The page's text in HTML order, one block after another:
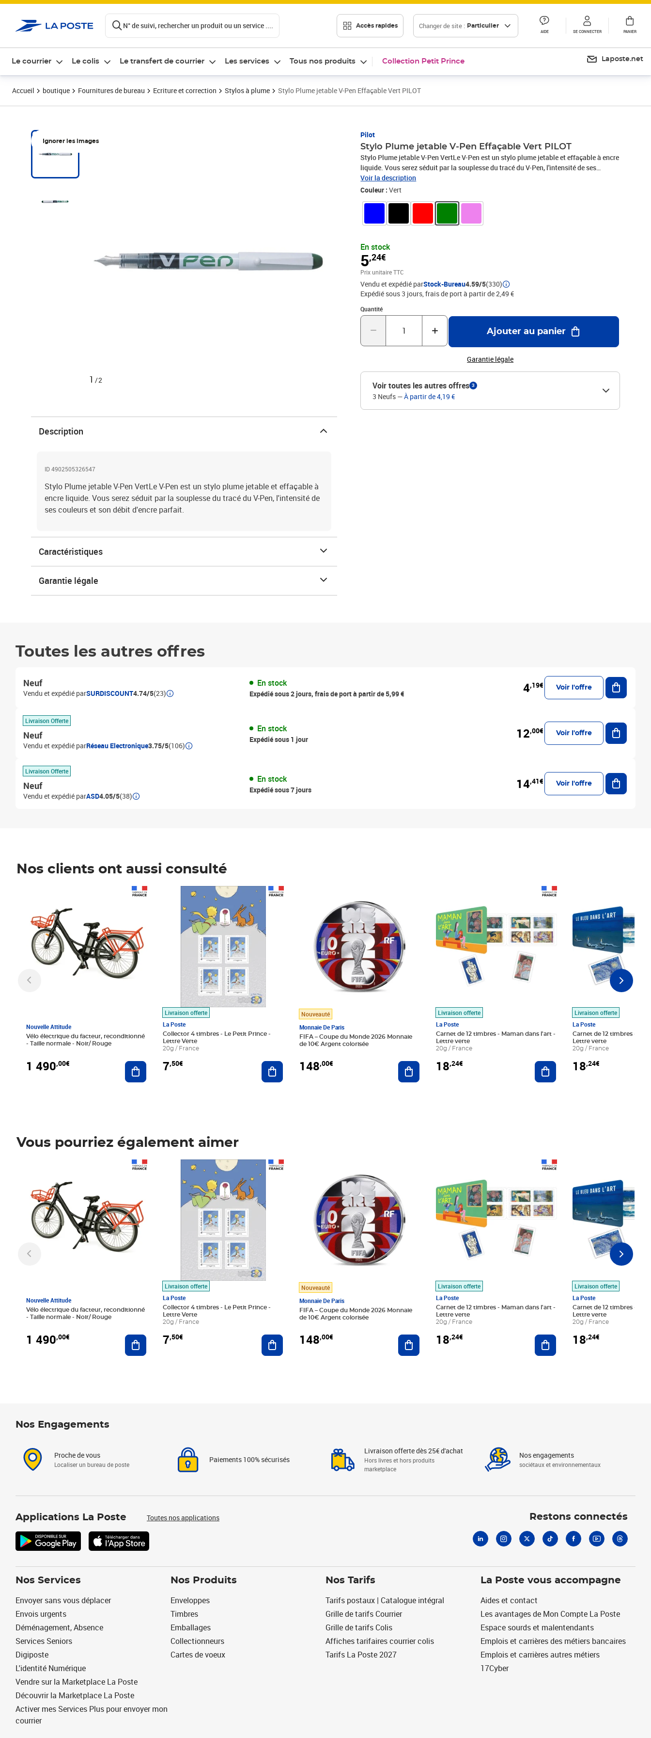
N° de suivi, rechercher un produit ou un service .... Accès rapides Changer de site : Particulier
AIDE SE CONNECTER PANIER
Le courrier Le colis Le transfert de courrier Les services Tous nos produits Collection Petit Prince Laposte.net
Accueil boutique Fournitures de bureau Ecriture et correction Stylos à plume Stylo Plume jetable V-Pen Effaçable Vert PILOT
Ignorer les images
1 /2
Pilot
Stylo Plume jetable V-Pen Effaçable Vert PILOT
Stylo Plume jetable V-Pen VertLe V-Pen est un stylo plume jetable et effaçable à encre
liquide. Vous serez séduit par la souplesse du tracé du V-Pen, l'intensité de ses
couleurs et son débit d'encre parfait.
Voir la description
Couleur :Vert
En stock
5,24€
Prix 5,24€
Prix unitaire TTC
Vendu et expédié parStock-Bureau4.59/5(330)
Expédié sous 3 jours, frais de port à partir de 2,49 €
Quantité
Quantité : 1
Ajouter au panier
Garantie légale
Voir toutes les autres offres 3
3 Neufs —À partir de 4,19 €
Description
ID 4902505326547
Stylo Plume jetable V-Pen VertLe V-Pen est un stylo plume jetable et effaçable à
encre liquide. Vous serez séduit par la souplesse du tracé du V-Pen, l'intensité de
ses couleurs et son débit d'encre parfait.
Caractéristiques
Garantie légale
Toutes les autres offres
Neuf
Vendu et expédié parSURDISCOUNT4.74/5(23)
En stock
Expédié sous 2 jours, frais de port à partir de 5,99 € 4,19€ Voir l'offre
Ajouter
Livraison Offerte
Neuf
Vendu et expédié parRéseau Electronique3.75/5(106)
En stock
Expédié sous 1 jour 12,00€ Voir l'offre
Ajouter
Livraison Offerte
Neuf
Vendu et expédié parASD4.05/5(38)
En stock
Expédié sous 7 jours 14,41€ Voir l'offre
Ajouter
Nos clients ont aussi consulté
Nouvelle Attitude
Vélo électrique du facteur, reconditionné
- Taille normale - Noir/ Rouge
1 490,00€ Ajouter au panier
Livraison offerte
La Poste
Collector 4 timbres - Le Petit Prince -
Lettre Verte
20g / France
7,50€
Prix 7,50€
Ajouter au panier
Nouveauté
Monnaie De Paris
FIFA – Coupe du Monde 2026 Monnaie
de 10€ Argent colorisée
148,00€ Ajouter au panier
Livraison offerte
La Poste
Carnet de 12 timbres - Maman dans l'art -
Lettre verte
20g / France
18,24€ Ajouter au panier
Livraison offerte
La Poste
Carnet de 12 timbres - Le
Lettre verte
20g / France
18,24€
Vous pourriez également aimer
Nouvelle Attitude
Vélo électrique du facteur, reconditionné
- Taille normale - Noir/ Rouge
1 490,00€ Ajouter au panier
Livraison offerte
La Poste
Collector 4 timbres - Le Petit Prince -
Lettre Verte
20g / France
7,50€
Prix 7,50€
Ajouter au panier
Nouveauté
Monnaie De Paris
FIFA – Coupe du Monde 2026 Monnaie
de 10€ Argent colorisée
148,00€ Ajouter au panier
Livraison offerte
La Poste
Carnet de 12 timbres - Maman dans l'art -
Lettre verte
20g / France
18,24€ Ajouter au panier
Livraison offerte
La Poste
Carnet de 12 timbres - Le
Lettre verte
20g / France
18,24€
Nos Engagements
Proche de vous
Localiser un bureau de poste
Paiements 100% sécurisés
Livraison offerte dès 25€ d'achat
Hors livres et hors produits
marketplace
Nos engagements
sociétaux et environnementaux
Applications La Poste Toutes nos applications Restons connectés
Nos Services
Envoyer sans vous déplacer
Envois urgents
Déménagement, Absence
Services Seniors
Digiposte
L'identité Numérique
Vendre sur la Marketplace La Poste
Découvrir la Marketplace La Poste
Activer mes Services Plus pour envoyer mon
courrier
Nos Produits
Enveloppes
Timbres
Emballages
Collectionneurs
Cartes de voeux
Nos Tarifs
Tarifs postaux | Catalogue intégral
Grille de tarifs Courrier
Grille de tarifs Colis
Affiches tarifaires courrier colis
Tarifs La Poste 2027
La Poste vous accompagne
Aides et contact
Les avantages de Mon Compte La Poste
Espace sourds et malentendants
Emplois et carrières des métiers bancaires
Emplois et carrières autres métiers
17Cyber